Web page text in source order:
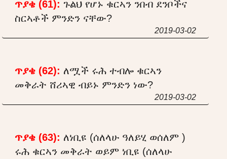
ጥያቄ (61): ጉልህ የሆኑ ቁርኣን ንበብ ደንቦችና
ስርኣቶች ምንድን ናቸው?
2019-03-02
ጥያቄ (62): ለሟች ሩሕ ተብሎ ቁርኣን
መቅራት ሸሪኣዊ ብይኑ ምንድን ነው?
2019-03-02
ጥያቄ (63): ለነቢዩ (ሰለላሁ ዓለይሂ ወሰለም )
ሩሕ ቁርኣን መቅራት ወይም ነቢዩ (ሰለላሁ